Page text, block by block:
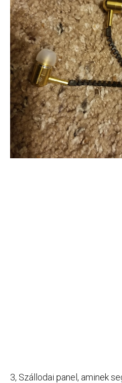
3, Szállodai panel, aminek